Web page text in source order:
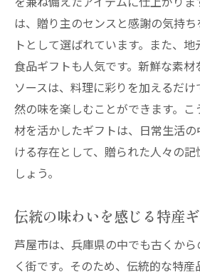
は、贈り主のセンスと感謝の気持
トとして選ばれています。また、
食品ギフトも人気です。新鮮な素材
ソースは、料理に彩りを加えるだ
然の味を楽しむことができます。
材を活かしたギフトは、日常生活
ける存在として、贈られた人々の
しょう。
伝統の味わいを感じる特産
芦屋市は、兵庫県の中でも古くか
く街です。そのため、伝統的な特